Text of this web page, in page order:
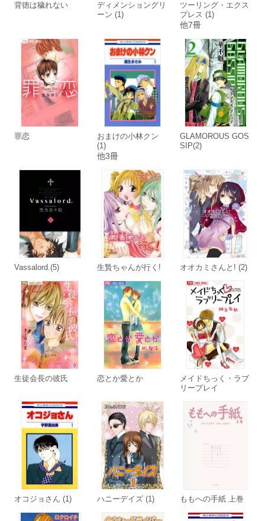
背徳は穢れない
ディメンショングリ
ーン (1)
ツーリング・エクス
プレス (1)
他7冊
罪恋
おまけの小林クン
(1)
他3冊
GLAMOROUS GOS
SIP(2)
Vassalord.(5) 生贄ちゃんが行く! オオカミさんと! (2)
生徒会長の彼氏 恋とか愛とか
メイドちっく・ラブ
リープレイ
オコジョさん (1) ハニーデイズ (1) ももへの手紙 上巻